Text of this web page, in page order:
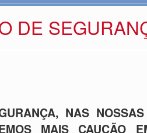
DE
NAS
MAIS CAUÇÃO